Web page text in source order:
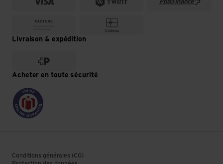
Livraison & expédition
Acheter en toute sécurité
Conditions générales (CG)